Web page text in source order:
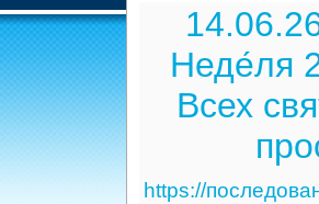
Неде́ля
Всех
https://